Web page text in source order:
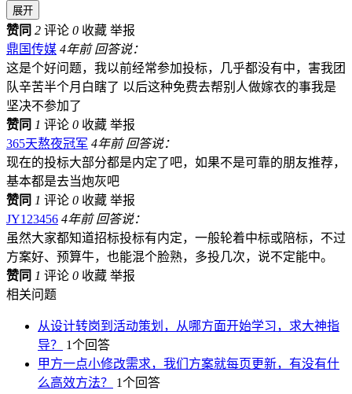
展开
赞同 2 评论 0 收藏 举报
鼎国传媒 4年前 回答说：
这是个好问题，我以前经常参加投标，几乎都没有中，害我团
队辛苦半个月白瞎了 以后这种免费去帮别人做嫁衣的事我是
坚决不参加了
赞同 1 评论 0 收藏 举报
365天熬夜冠军 4年前 回答说：
现在的投标大部分都是内定了吧，如果不是可靠的朋友推荐，
基本都是去当炮灰吧
赞同 1 评论 0 收藏 举报
JY123456 4年前 回答说：
虽然大家都知道招标投标有内定，一般轮着中标或陪标，不过
方案好、预算牛，也能混个脸熟，多投几次，说不定能中。
赞同 1 评论 0 收藏 举报
相关问题
从设计转岗到活动策划，从哪方面开始学习，求大神指
导？
1个回答
甲方一点小修改需求，我们方案就每页更新，有没有什
么高效方法？
1个回答